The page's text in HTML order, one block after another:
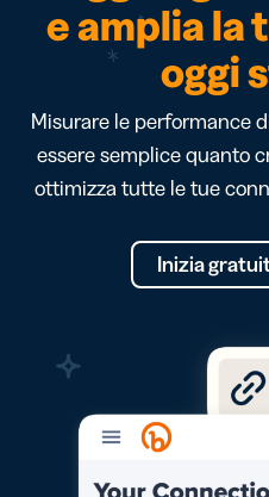
e amplia la
oggi
Misurare le performance
essere semplice quanto
ottimizza tutte le tue
Inizia